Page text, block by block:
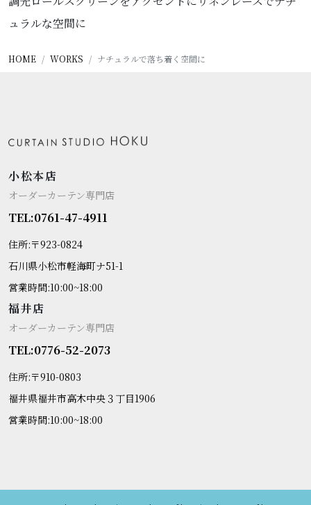
ュラルな空間に
HOME WORKS ナチュラルで落ち着く空間に
小松本店
オーダーカーテン専門店
TEL:0761-47-4911
住所:〒923-0824
石川県小松市軽海町ナ51-1
営業時間:10:00~18:00
福井店
オーダーカーテン専門店
TEL:0776-52-2073
住所:〒910-0803
福井県福井市高木中央３丁目1906
営業時間:10:00~18:00